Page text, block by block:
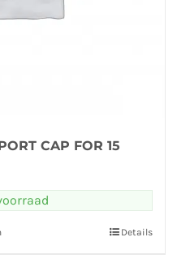
CAP FOR 15
Details